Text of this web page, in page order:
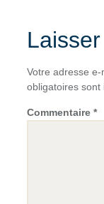
Votre adresse e-
obligatoires sont
Commentaire *